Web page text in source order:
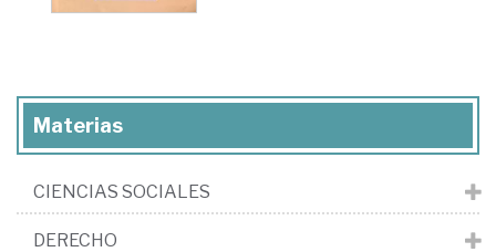
Materias
CIENCIAS SOCIALES
DERECHO